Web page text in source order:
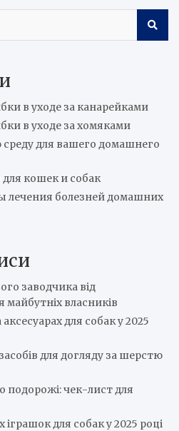
в уходе за канарейками
в уходе за хомяками
среду для вашего домашнего
кошек и собак
лечения болезней домашних
заводчика від
власників
аксесуарах для собак у 2025
для догляду за шерстю
подорожі: чек-лист для
для собак у 2025 році